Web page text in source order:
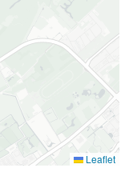
Leaflet